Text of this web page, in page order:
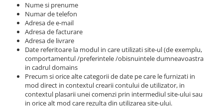
Urs
Pasare
Lup
Bossulica by Mobexpert
Panouri Decorative Exotice
Panouri Decorative Geometrice
Oglinzi Decorative
Nume si prenume
Numar de telefon
Adresa de e-mail
Adresa de facturare
Adresa de livrare
Date referitoare la modul in care utilizati site-ul (de exemplu,
comportamentul /preferintele /obisnuintele dumneavoastra
in cadrul domains
Precum si orice alte categorii de date pe care le furnizati in
mod direct in contextul crearii contului de utilizator, in
contextul plasarii unei comenzi prin intermediul site-ului sau
in orice alt mod care rezulta din utilizarea site-ului.